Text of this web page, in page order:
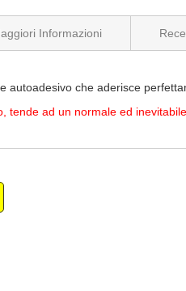
autoadesivo che aderisce
tende ad un normale ed
Informazioni